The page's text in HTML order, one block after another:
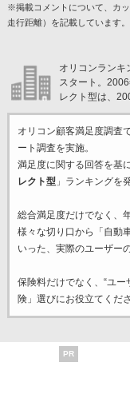
※掲載コメントについて、カ
走行距離）を記載しています。
オリコンランキ
スタート。
レクト型は、
オリコン顧客満足度調査
ート調査を実施。
満足度に関する回答を基
レクト型」ランキングを
総合満足度だけでなく、
様々な切り口から「自動
いった、実際のユーザー
保険料だけでなく、“ユ
険」選びにお役立てくださ
PR